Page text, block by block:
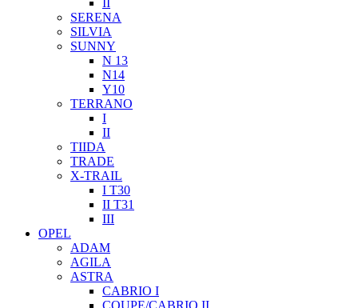
II
SERENA
SILVIA
SUNNY
N 13
N14
Y10
TERRANO
I
II
TIIDA
TRADE
X-TRAIL
I T30
II T31
III
OPEL
ADAM
AGILA
ASTRA
CABRIO I
COUPE/CABRIO II